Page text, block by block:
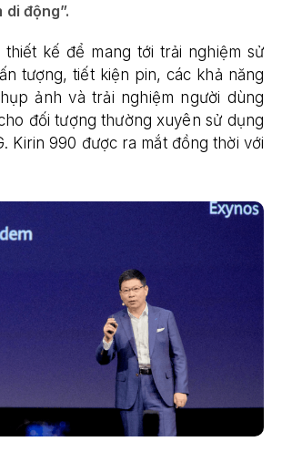
di động”.
thiết kế để mang tới trải nghiệm sử
tượng, tiết kiện pin, các khả năng
ảnh và trải nghiệm người dùng
đối tượng thường xuyên sử dụng
Kirin 990 được ra mắt đồng thời với